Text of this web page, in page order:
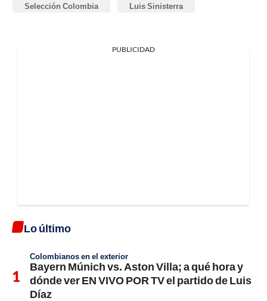
Selección Colombia Luis Sinisterra
PUBLICIDAD
Lo último
Colombianos en el exterior
Bayern Múnich vs. Aston Villa; a qué hora y
dónde ver EN VIVO POR TV el partido de Luis
Díaz